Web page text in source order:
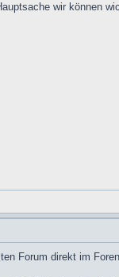
wir können
Forum direkt im